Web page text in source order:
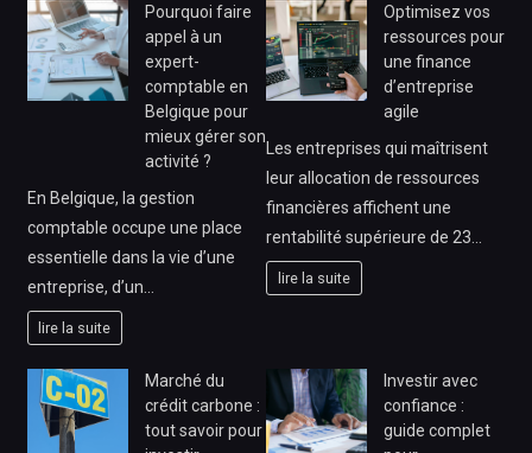
Pourquoi faire
appel à un
expert-
comptable en
Belgique pour
mieux gérer son
activité ?
En Belgique, la gestion
comptable occupe une place
essentielle dans la vie d’une
entreprise, d’un…
lire la suite
Optimisez vos
ressources pour
une finance
d’entreprise
agile
Les entreprises qui maîtrisent
leur allocation de ressources
financières affichent une
rentabilité supérieure de 23…
lire la suite
Marché du
crédit carbone :
tout savoir pour
Investir avec
confiance :
guide complet